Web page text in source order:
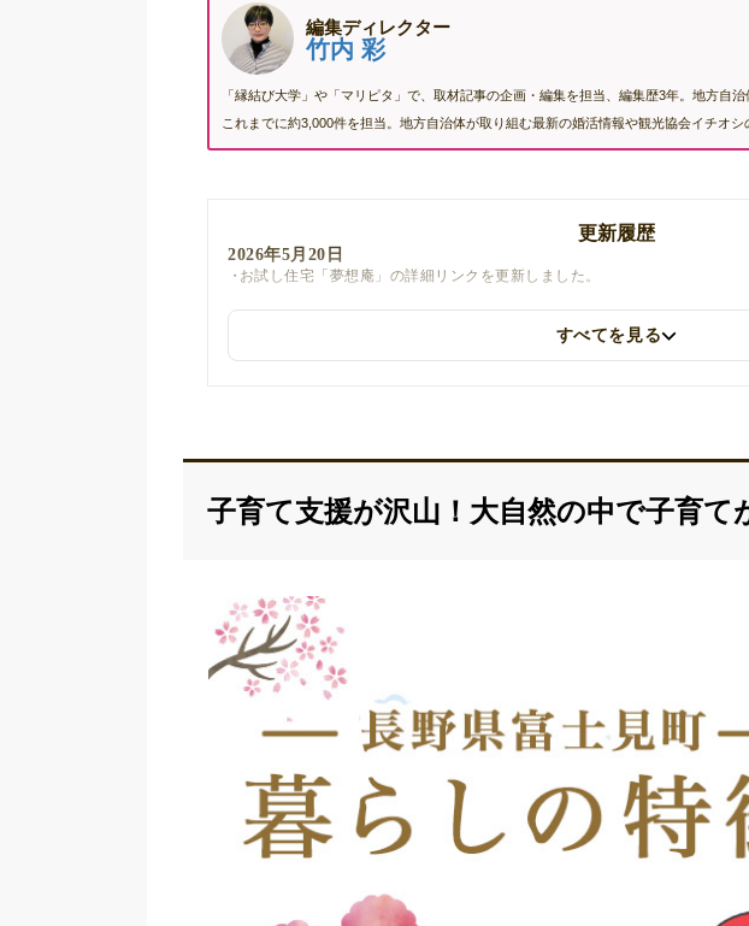
編集ディレクター
竹内 彩
「縁結び大学」や「マリピタ」で、取材記事の企画・編集を担当、編集歴3年。地方自
これまでに約3,000件を担当。地方自治体が取り組む最新の婚活情報や観光協会イチオシ
更新履歴
2026年5月20日
お試し住宅「夢想庵」の詳細リンクを更新しました。
富士見町住宅リフォーム事業補助金の詳細についてのリンクを更新しまし
すべてを見る
子育て支援が沢山！大自然の中で子育て